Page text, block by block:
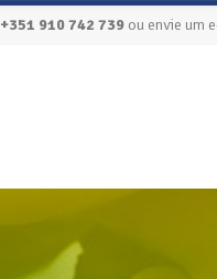
+351 910 742 739 ou envie um